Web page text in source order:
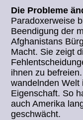
Die Probleme
Paradoxerweise
Beendigung der
Afghanistans
Macht. Sie zeigt
ihnen zu
wandelnden Welt
Eigenschaft. So
auch Amerika
geschwächt.